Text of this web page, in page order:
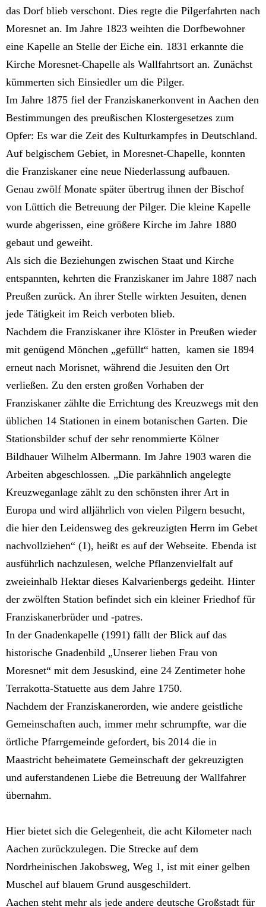
das Dorf blieb verschont. Dies regte die Pilgerfahrten nach
Moresnet an. Im Jahre 1823 weihten die Dorfbewohner
eine Kapelle an Stelle der Eiche ein. 1831 erkannte die
Kirche Moresnet-Chapelle als Wallfahrtsort an. Zunächst
kümmerten sich Einsiedler um die Pilger.
Im Jahre 1875 fiel der Franziskanerkonvent in Aachen den
Bestimmungen des preußischen Klostergesetzes zum
Opfer: Es war die Zeit des Kulturkampfes in Deutschland.
Auf belgischem Gebiet, in Moresnet-Chapelle, konnten
die Franziskaner eine neue Niederlassung aufbauen.
Genau zwölf Monate später übertrug ihnen der Bischof
von Lüttich die Betreuung der Pilger. Die kleine Kapelle
wurde abgerissen, eine größere Kirche im Jahre 1880
gebaut und geweiht.
Als sich die Beziehungen zwischen Staat und Kirche
entspannten, kehrten die Franziskaner im Jahre 1887 nach
Preußen zurück. An ihrer Stelle wirkten Jesuiten, denen
jede Tätigkeit im Reich verboten blieb.
Nachdem die Franziskaner ihre Klöster in Preußen wieder
mit genügend Mönchen „gefüllt“ hatten, kamen sie 1894
erneut nach Morisnet, während die Jesuiten den Ort
verließen. Zu den ersten großen Vorhaben der
Franziskaner zählte die Errichtung des Kreuzwegs mit den
üblichen 14 Stationen in einem botanischen Garten. Die
Stationsbilder schuf der sehr renommierte Kölner
Bildhauer Wilhelm Albermann. Im Jahre 1903 waren die
Arbeiten abgeschlossen. „Die parkähnlich angelegte
Kreuzweganlage zählt zu den schönsten ihrer Art in
Europa und wird alljährlich von vielen Pilgern besucht,
die hier den Leidensweg des gekreuzigten Herrn im Gebet
nachvollziehen“ (1), heißt es auf der Webseite. Ebenda ist
ausführlich nachzulesen, welche Pflanzenvielfalt auf
zweieinhalb Hektar dieses Kalvarienbergs gedeiht. Hinter
der zwölften Station befindet sich ein kleiner Friedhof für
Franziskanerbrüder und -patres.
In der Gnadenkapelle (1991) fällt der Blick auf das
historische Gnadenbild „Unserer lieben Frau von
Moresnet“ mit dem Jesuskind, eine 24 Zentimeter hohe
Terrakotta-Statuette aus dem Jahre 1750.
Nachdem der Franziskanerorden, wie andere geistliche
Gemeinschaften auch, immer mehr schrumpfte, war die
örtliche Pfarrgemeinde gefordert, bis 2014 die in
Maastricht beheimatete Gemeinschaft der gekreuzigten
und auferstandenen Liebe die Betreuung der Wallfahrer
übernahm.
Hier bietet sich die Gelegenheit, die acht Kilometer nach
Aachen zurückzulegen. Die Strecke auf dem
Nordrheinischen Jakobsweg, Weg 1, ist mit einer gelben
Muschel auf blauem Grund ausgeschildert.
Aachen steht mehr als jede andere deutsche Großstadt für